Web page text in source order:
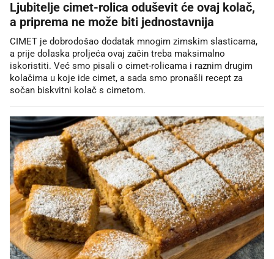
Ljubitelje cimet-rolica oduševit će ovaj kolač,
a priprema ne može biti jednostavnija
CIMET je dobrodošao dodatak mnogim zimskim slasticama,
a prije dolaska proljeća ovaj začin treba maksimalno
iskoristiti. Već smo pisali o cimet-rolicama i raznim drugim
kolačima u koje ide cimet, a sada smo pronašli recept za
sočan biskvitni kolač s cimetom.